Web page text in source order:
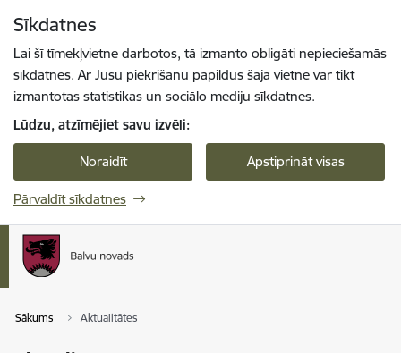
Sīkdatnes
Lai šī tīmekļvietne darbotos, tā izmanto obligāti nepieciešamās
sīkdatnes. Ar Jūsu piekrišanu papildus šajā vietnē var tikt
izmantotas statistikas un sociālo mediju sīkdatnes.
Lūdzu, atzīmējiet savu izvēli:
Noraidīt Apstiprināt visas
Pārvaldīt sīkdatnes
Sākums Aktualitātes